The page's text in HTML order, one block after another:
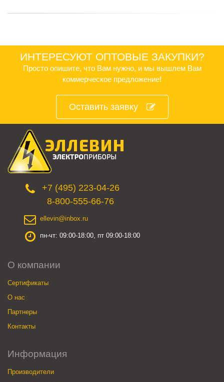
ИНТЕРЕСУЮТ ОПТОВЫЕ ЗАКУПКИ?
Просто опишите, что Вам нужно, и мы вышлем Вам
коммерческое предложение!
Оставить заявку
+7 (495) 223-04-26
8-800-555-66-76
ellevin@inbox.ru
пн-чт: 09:00-18:00, пт 09:00-18:00
О компании
Сертификаты
О нас
Партнеры
Контакты
Информация
Производители